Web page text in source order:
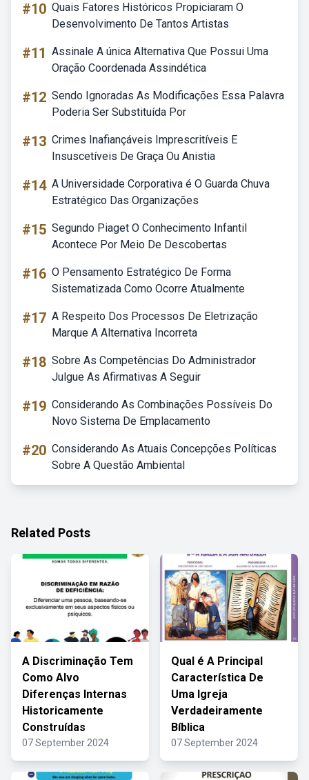
#10 Quais Fatores Históricos Propiciaram O
Desenvolvimento De Tantos Artistas
#11 Assinale A única Alternativa Que Possui Uma
Oração Coordenada Assindética
#12 Sendo Ignoradas As Modificações Essa Palavra
Poderia Ser Substituída Por
#13 Crimes Inafiançáveis Imprescritíveis E
Insuscetíveis De Graça Ou Anistia
#14 A Universidade Corporativa é O Guarda Chuva
Estratégico Das Organizações
#15 Segundo Piaget O Conhecimento Infantil
Acontece Por Meio De Descobertas
#16 O Pensamento Estratégico De Forma
Sistematizada Como Ocorre Atualmente
#17 A Respeito Dos Processos De Eletrização
Marque A Alternativa Incorreta
#18 Sobre As Competências Do Administrador
Julgue As Afirmativas A Seguir
#19 Considerando As Combinações Possíveis Do
Novo Sistema De Emplacamento
#20 Considerando As Atuais Concepções Políticas
Sobre A Questão Ambiental
Related Posts
A Discriminação Tem
Como Alvo
Diferenças Internas
Historicamente
Construídas
07 September 2024
Qual é A Principal
Característica De
Uma Igreja
Verdadeiramente
Bíblica
07 September 2024